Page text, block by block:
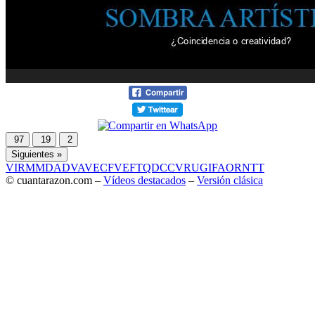
97 19
2
Siguientes »
VIRMMDADVAVECFVEFTQDCCVRUGIFAORNTT
© cuantarazon.com – Vídeos destacados – Versión clásica